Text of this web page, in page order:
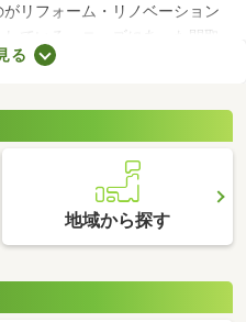
リフォーム・リノベーション
ている・ニーズにあった間取
格段にアップしていることが
しょう。
る
地域から探す